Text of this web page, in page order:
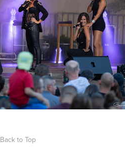
Back to Top